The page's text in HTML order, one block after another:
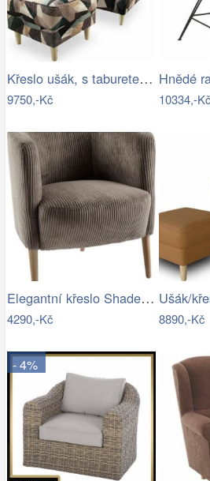
Křeslo ušák, s taburetem, látka…
9750,-Kč 10334,-Kč
Elegantní křeslo Shadea šedobéžová…
4290,-Kč 8890,-Kč
- 4%